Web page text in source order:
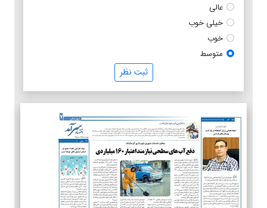
عالی
خیلی خوب
خوب
متوسط
ثبت نظر